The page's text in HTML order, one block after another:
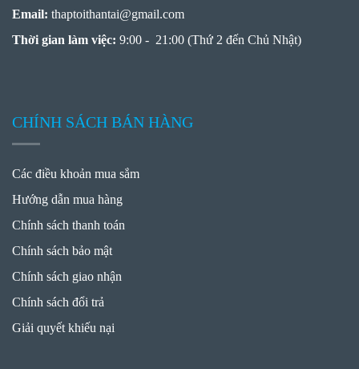
Email: thaptoithantai@gmail.com
Thời gian làm việc: 9:00 - 21:00 (Thứ 2 đến Chủ Nhật)
CHÍNH SÁCH BÁN HÀNG
Các điều khoản mua sắm
Hướng dẫn mua hàng
Chính sách thanh toán
Chính sách bảo mật
Chính sách giao nhận
Chính sách đổi trả
Giải quyết khiếu nại